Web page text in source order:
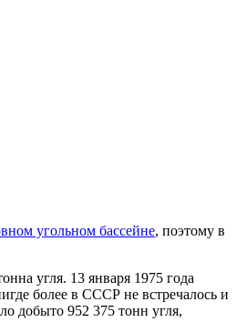
угольном бассейне, поэтому в
угля. 13 января 1975 года
более в СССР не встречалось и
добыто 952 375 тонн угля,